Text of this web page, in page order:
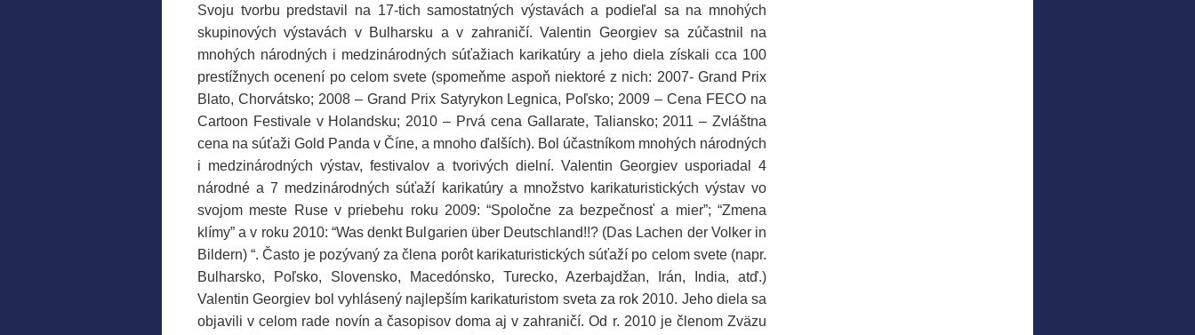
Svoju tvorbu predstavil na 17-tich samostatných výstavách a podieľal sa na mnohých
skupinových výstavách v Bulharsku a v zahraničí. Valentin Georgiev sa zúčastnil na
mnohých národných i medzinárodných súťažiach karikatúry a jeho diela získali cca 100
prestížnych ocenení po celom svete (spomeňme aspoň niektoré z nich: 2007- Grand Prix
Blato, Chorvátsko; 2008 – Grand Prix Satyrykon Legnica, Poľsko; 2009 – Cena FECO na
Cartoon Festivale v Holandsku; 2010 – Prvá cena Gallarate, Taliansko; 2011 – Zvláštna
cena na súťaži Gold Panda v Číne, a mnoho ďalších). Bol účastníkom mnohých národných
i medzinárodných výstav, festivalov a tvorivých dielní. Valentin Georgiev usporiadal 4
národné a 7 medzinárodných súťaží karikatúry a množstvo karikaturistických výstav vo
svojom meste Ruse v priebehu roku 2009: “Spoločne za bezpečnosť a mier”; “Zmena
klímy” a v roku 2010: “Was denkt Bulgarien über Deutschland!!? (Das Lachen der Volker in
Bildern) “. Často je pozývaný za člena porôt karikaturistických súťaží po celom svete (napr.
Bulharsko, Poľsko, Slovensko, Macedónsko, Turecko, Azerbajdžan, Irán, India, atď.)
Valentin Georgiev bol vyhlásený najlepším karikaturistom sveta za rok 2010. Jeho diela sa
objavili v celom rade novín a časopisov doma aj v zahraničí. Od r. 2010 je členom Zväzu